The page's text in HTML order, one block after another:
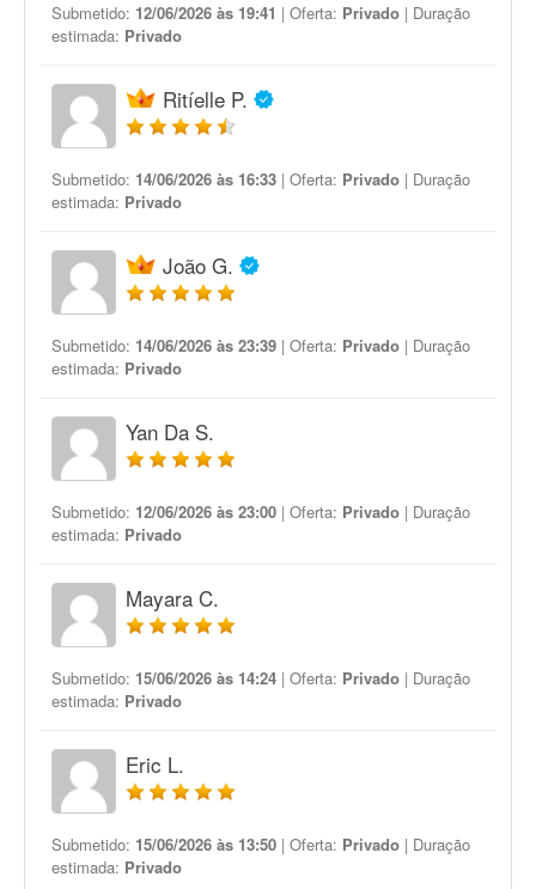
Submetido: 12/06/2026 às 19:41 | Oferta: Privado | Duração
estimada: Privado
Ritíelle P.
Submetido: 14/06/2026 às 16:33 | Oferta: Privado | Duração
estimada: Privado
João G.
Submetido: 14/06/2026 às 23:39 | Oferta: Privado | Duração
estimada: Privado
Yan Da S.
Submetido: 12/06/2026 às 23:00 | Oferta: Privado | Duração
estimada: Privado
Mayara C.
Submetido: 15/06/2026 às 14:24 | Oferta: Privado | Duração
estimada: Privado
Eric L.
Submetido: 15/06/2026 às 13:50 | Oferta: Privado | Duração
estimada: Privado